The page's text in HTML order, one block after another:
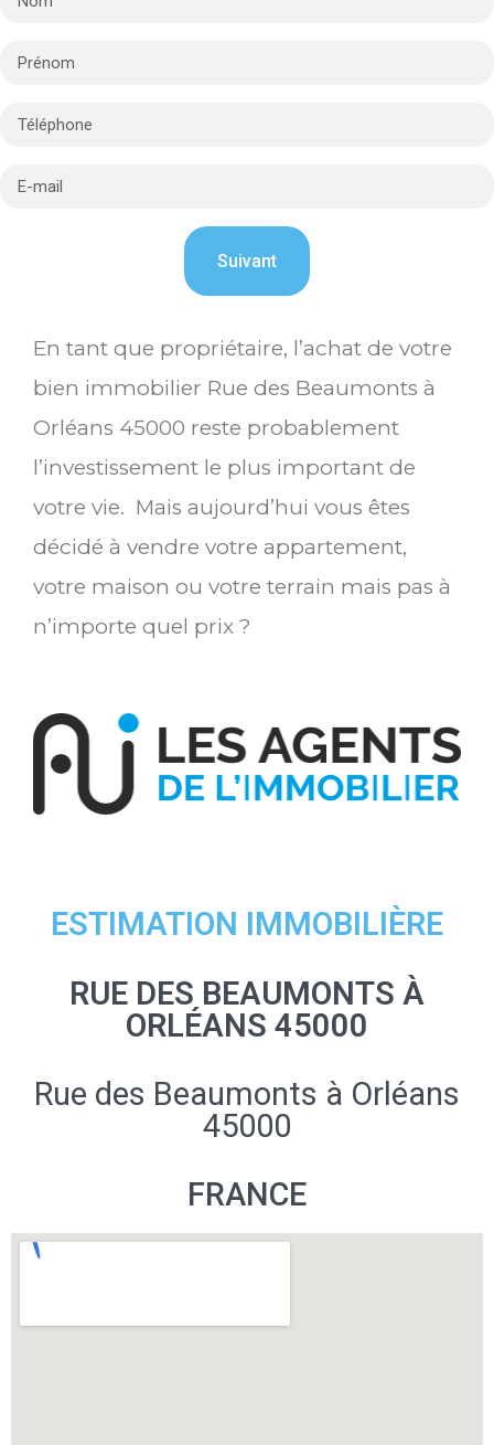
En tant que propriétaire, l’achat de votre
bien immobilier Rue des Beaumonts à
Orléans 45000 reste probablement
l’investissement le plus important de
votre vie. Mais aujourd’hui vous êtes
décidé à vendre votre appartement,
votre maison ou votre terrain mais pas à
n’importe quel prix ?
ESTIMATION IMMOBILIÈRE
RUE DES BEAUMONTS À
ORLÉANS 45000
Rue des Beaumonts à Orléans
45000
FRANCE